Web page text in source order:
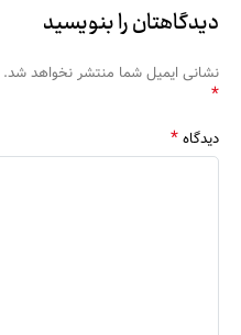
دیدگاهتان را بنویسید
نشانی ایمیل شما منتشر نخواهد شد.
*
دیدگاه*